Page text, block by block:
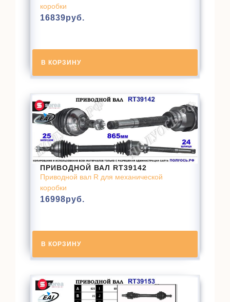
коробки
16839руб.
В КОРЗИНУ
ПРИВОДНОЙ ВАЛ RT39142
Приводной вал R для механической
коробки
16998руб.
В КОРЗИНУ